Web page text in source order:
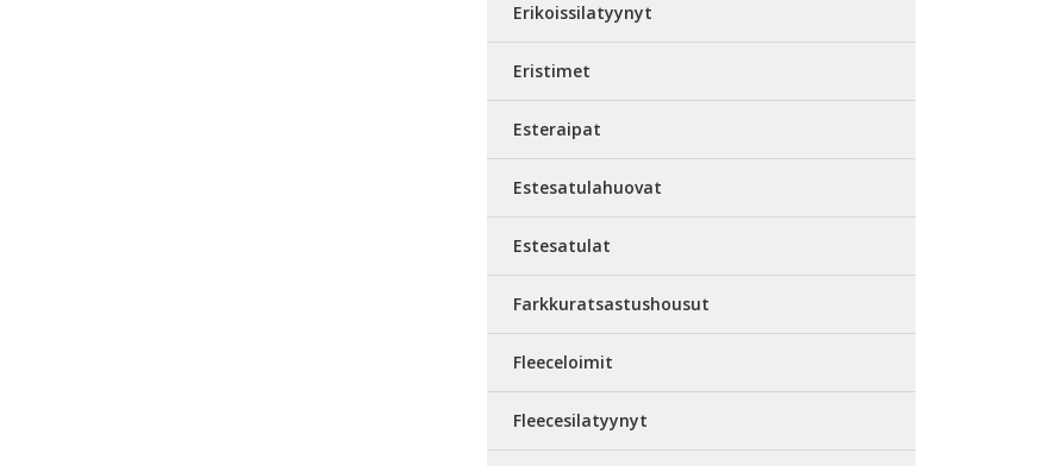
Erikoissilatyynyt
Eristimet
Esteraipat
Estesatulahuovat
Estesatulat
Farkkuratsastushousut
Fleeceloimit
Fleecesilatyynyt